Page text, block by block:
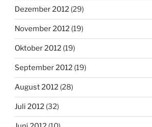
Dezember 2012 (29)
November 2012 (19)
Oktober 2012 (19)
September 2012 (19)
August 2012 (28)
Juli 2012 (32)